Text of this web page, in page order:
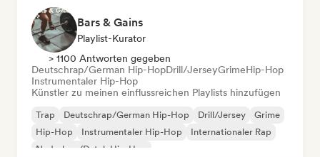
Bars & Gains
Playlist-Kurator
> 1100 Antworten gegeben
Deutschrap/German Hip-HopDrill/JerseyGrimeHip-Hop
Instrumentaler Hip-Hop
Künstler zu meinen einflussreichen Playlists hinzufügen
Trap Deutschrap/German Hip-Hop Drill/Jersey
Grime
Hip-Hop
Instrumentaler Hip-Hop
Internationaler Rap
Nederhop/Dutch Hip-Hop